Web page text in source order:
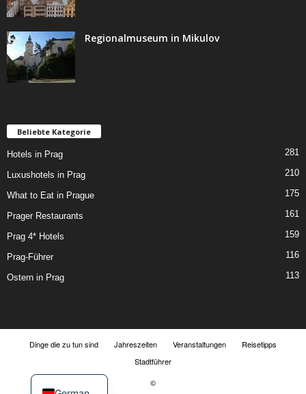
Regionalmuseum in Mikulov
Beliebte Kategorie
Hotels in Prag 281
Luxushotels in Prag 210
What to Eat in Prague 175
Prager Restaurants 161
Prag 4* Hotels 159
Prag-Führer 116
Ostern in Prag 113
Dinge die zu tun sind Jahreszeiten Veranstaltungen
Reisetipps
Stadtführer
©